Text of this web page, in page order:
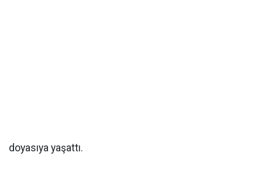
doyasıya yaşattı.